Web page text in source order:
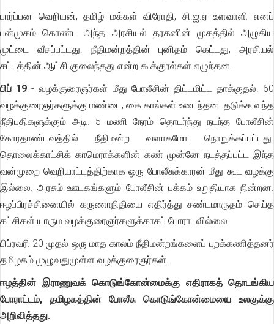
பார்ப்பன வெறியன், தமிழ் மக்கள் விரோதி, சி.ஐ.ஏ உளவாளி எனப்
பன்முகம் கொண்ட அந்த அரசியல் தரகனின் முகத்தில் அழுகிய
முட்டை வீசப்பட்டது. நீதிமன்றத்தின் புனிதம் கெட்டது, அரசியல்
சட்டத்தின் ஆட்சி குலைந்தது என்ற கூக்குரல்கள் எழுந்தன.
பிப் 19 - வழக்குரைஞர்கள் மீது போலீசின் திட்டமிட்ட தாக்குதல். 60
வழக்குரைஞர்களுக்கு மண்டை, கை கால்கள் உடைந்தன. தடுக்க வந்த
நீதிபதிகளுக்கும் அடி. 5 மணி நேரம் தொடர்ந்து நடந்த போலீசின்
கோரதாண்டவத்தில் நீதிமன்ற வளாகமோ நொறுக்கப்பட்டது.
தொலைக்காட்சிக் காமெராக்களின் கண் முன்னே நடத்தப்பட்ட இந்த
வன்முறை வெறியாட்டத்திற்காக ஒரு போலீசுக்காரன் மீது கூட வழக்கு
இல்லை. அரசும் ஊடகங்களும் போலீசின் பக்கம் உறுதியாக நின்றன.
ஈழப்பிரச்சினையில் கருணாநிதியை எதிர்த்து சண்டமாருதம் செய்த
கட்சிகள் யாரும வழக்குரைஞர்களுக்காகப் போராடவில்லை.
பிப்ரவரி 20 முதல் ஒரு மாத காலம் நீதிமன்றங்களைப் புறக்கணித்தனர்
தமிழகம் முழுவதுமுள்ள வழக்குரைஞர்கள்.
ஈழத்தின் இராணுவக் கொடுங்கோன்மைக்கு எதிராகத் தொடங்கிய
போராட்டம், தமிழகத்தின் போலீசு கொடுங்கோன்மையை உலகுக்கு
அறிவித்தது.